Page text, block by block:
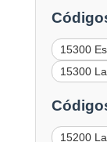
15300
15300
15200